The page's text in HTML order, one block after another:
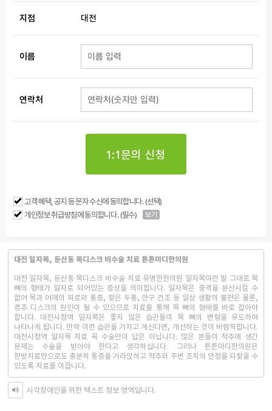
지점 대전
이름
연락처
1:1문의 신청
고객 혜택, 공지 등 문자 수신에 동의합니다. (선택)
개인정보 취급방침에 동의합니다. (필수)
보기
대전 일자목, 둔산동 목디스크 비수술 치료 튼튼마디한의원
대전 일자목, 둔산동 목디스크 비수술 치료 유명한한의원 일자목이란 말 그대로 목
뼈의 형태가 일자로 되어있는 증상을 의미합니다. 일자목은 충격을 분산시킬 수
없어 목과 어깨의 피로와 통증, 잦은 두통, 안구 건조 등 일상 생활의 불편은 물론,
경추 디스크의 원인이 될 수 있으므로 치료를 통해 목 뼈의 형태를 바로 잡아야
합니다. 대전시청역 일자목은 좋지 않은 습관들이 목 뼈의 변형을 유도하여
나타나게 됩니다. 만약 이런 습관을 가지고 계신다면, 개선하는 것이 바람직합니다.
대전시청역 일자목 치료 꼭 수술만이 답은 아닙니다. 많은 분들이 척추에 생긴
문제는 수술을 받아야 한다고 생각하십니다. 그러나 튼튼마디한의원은
한방치료만으로도 충분히 통증을 가라앉히고 척추와 주변 조직의 안정을 되찾을 수
있도록 치료를 이끕니다.
시각장애인을 위한 텍스트 정보 영역입니다.